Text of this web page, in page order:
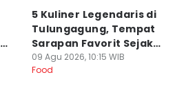
5 Kuliner Legendaris di
Tulungagung, Tempat
Sarapan Favorit Sejak
Dulu
09 Agu 2026, 10:15 WIB
Food